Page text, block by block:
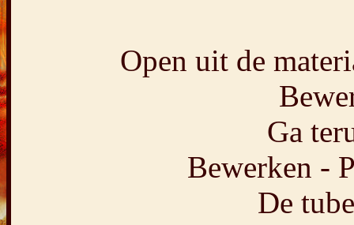
Open uit de
Ga
Bewerken -
De